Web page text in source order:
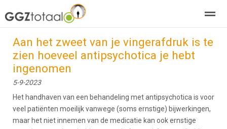
over GGZTotaal abonneren agenda adverteren E-
Home
Aan het zweet van je vingerafdruk is te
zien hoeveel antipsychotica je hebt
ingenomen
5-9-2023
Het handhaven van een behandeling met antipsychotica is voor
veel patiënten moeilijk vanwege (soms ernstige) bijwerkingen,
maar het niet innemen van de medicatie kan ook ernstige